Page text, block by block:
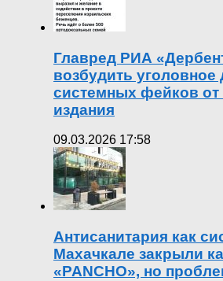
Главред РИА
возбудить уголовное
системных фейков от
издания
09.03.2026 17:58
Антисанитария как
Махачкале закрыли
«PANCHO», но